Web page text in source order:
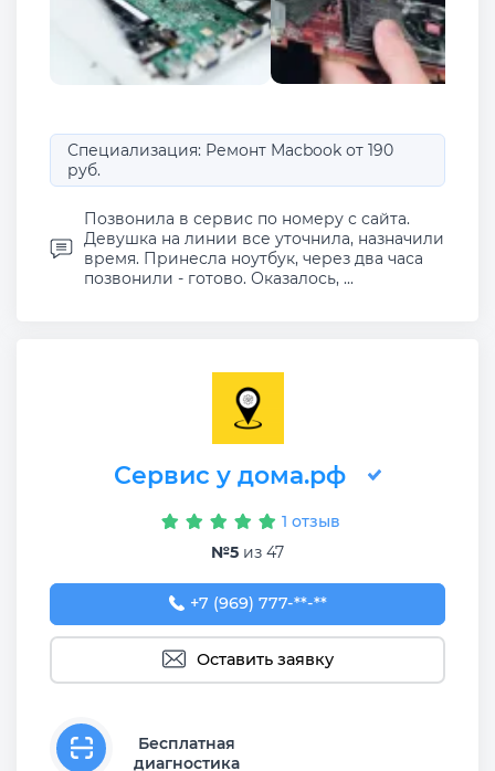
Специализация: Ремонт Macbook от 190
руб.
Позвонила в сервис по номеру с сайта.
Девушка на линии все уточнила, назначили
время. Принесла ноутбук, через два часа
позвонили - готово. Оказалось, ...
Сервис у дома.рф
1 отзыв
№5 из 47
+7 (969) 777-50-55
+7 (969) 777-**-**
Оставить заявку
Бесплатная
диагностика